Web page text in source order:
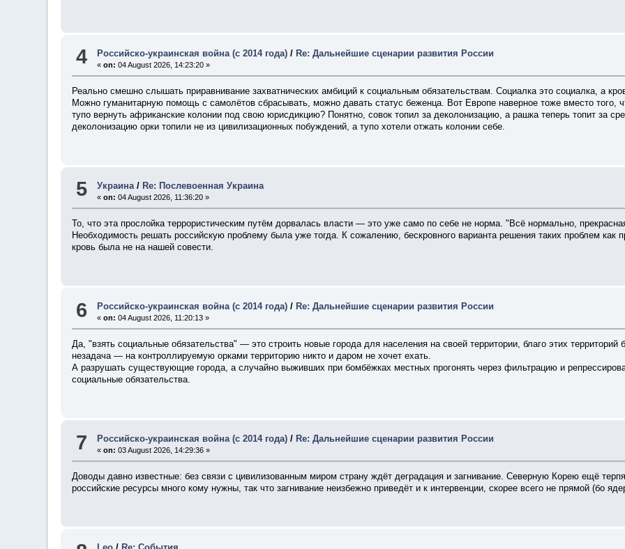
4 Российско-украинская война (с 2014 года) /Re: Дальнейшие сценарии развития России
«on: 04 August 2026, 14:23:20 »
Реально смешно слышать приравнивание захватнических амбиций к социальным обязательствам. Социалка это социалка, а
Можно гуманитарную помощь с самолётов сбрасывать, можно давать статус беженца. Вот Европе наверное тоже вместо того,
тупо вернуть африканские колонии под свою юрисдикцию? Понятно, совок топил за деколонизацию, а рашка теперь топит за
деколонизацию орки топили не из цивилизационных побуждений, а тупо хотели отжать колонии себе.
5 Украина / Re: Послевоенная Украина
«on: 04 August 2026, 11:36:20 »
То, что эта прослойка террористическим путём дорвалась власти — это уже само по себе не норма. "Всё нормально,
Необходимость решать российскую проблему была уже тогда. К сожалению, бескровного варианта решения таких проблем
кровь была не на нашей совести.
6 Российско-украинская война (с 2014 года) / Re: Дальнейшие сценарии развития России
«on: 04 August 2026, 11:20:13 »
Да, "взять социальные обязательства" — это строить новые города для населения на своей территории, благо этих
незадача — на контроллируемую орками территорию никто и даром не хочет ехать.
А разрушать существующие города, а случайно выживших при бомбёжках местных прогонять через фильтрацию и
социальные обязательства.
7 Российско-украинская война (с 2014 года) / Re: Дальнейшие сценарии развития России
«on: 03 August 2026, 14:29:36 »
Доводы давно известные: без связи с цивилизованным миром страну ждёт деградация и загнивание. Северную Корею ещё
российские ресурсы много кому нужны, так что загнивание неизбежно приведёт и к интервенции, скорее всего не прямой (бо